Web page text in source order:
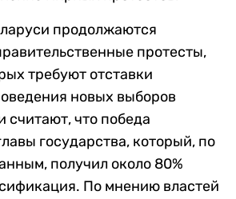
продолжаются
протесты,
требуют отставки
новых выборов
считают, что победа
государства, который, по
получил около 80%
По мнению властей